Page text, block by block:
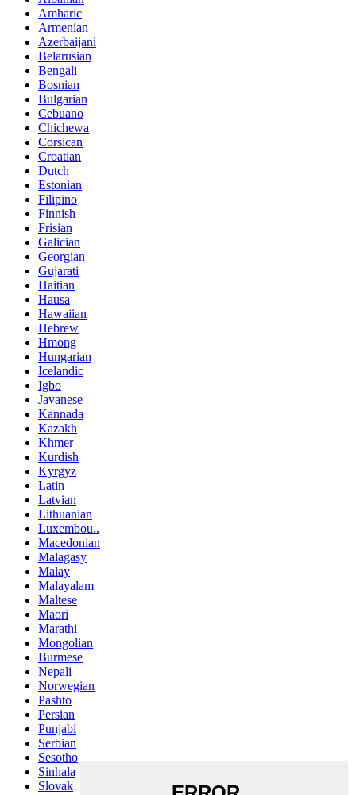
Amharic
Armenian
Azerbaijani
Belarusian
Bengali
Bosnian
Bulgarian
Cebuano
Chichewa
Corsican
Croatian
Dutch
Estonian
Filipino
Finnish
Frisian
Galician
Georgian
Gujarati
Haitian
Hausa
Hawaiian
Hebrew
Hmong
Hungarian
Icelandic
Igbo
Javanese
Kannada
Kazakh
Khmer
Kurdish
Kyrgyz
Latin
Latvian
Lithuanian
Luxembou..
Macedonian
Malagasy
Malay
Malayalam
Maltese
Maori
Marathi
Mongolian
Burmese
Nepali
Norwegian
Pashto
Persian
Punjabi
Serbian
Sesotho
Sinhala
Slovak